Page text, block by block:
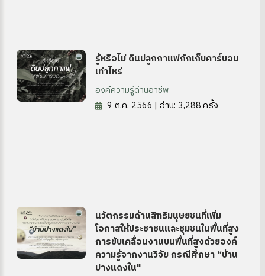
รู้หรือไม่ ดินปลูกกาแฟกักเก็บคาร์บอน
เท่าไหร่
องค์ความรู้ด้านอาชีพ
9 ต.ค. 2566 | อ่าน: 3,288 ครั้ง
นวัตกรรมด้านสิทธิมนุษยชนที่เพิ่ม
โอกาสให้ประชาชนและชุมชนในพื้นที่สูง
การขับเคลื่อนงานบนพื้นที่สูงด้วยองค์
ความรู้จากงานวิจัย กรณีศึกษา “บ้าน
ปางแดงใน"
มบ้าน)